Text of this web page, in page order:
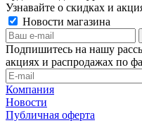
Узнавайте о скидках и
Новости магазина
Подпишитесь на нашу
акциях и распродажах по
Компания
Новости
Публичная оферта